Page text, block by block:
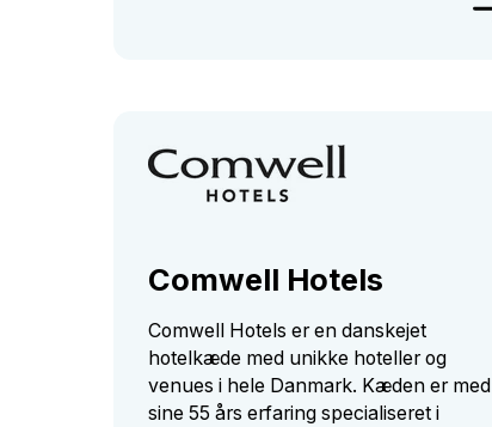
Comwell Hotels
Comwell Hotels er en danskejet
hotelkæde med unikke hoteller og
venues i hele Danmark. Kæden er med
sine 55 års erfaring specialiseret i